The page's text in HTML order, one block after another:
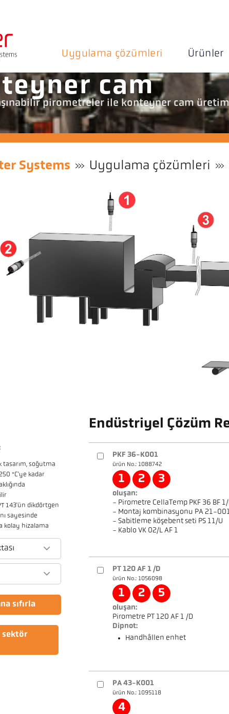
Uygulama çözümleri Ürünler
cam
pirometreler ile konteyner cam
Systems Uygulama çözümleri
Endüstriyel Çözüm
tasarım, soğutma
°C'ye kadar
143'ün dikdörtgen
sayesinde
kolay hizalama
sıfırla
sektör
PKF 36-K001
ürün No.: 1088742
1 2 3
oluşan:
- Pirometre CellaTemp PKF 36 BF
- Montaj kombinasyonu PA 21-
- Sabitleme köşebent seti PS 11/U
- Kablo VK 02/L AF 1
PT 120 AF 1 /D
ürün No.: 1056098
1 2 5
oluşan:
Pirometre PT 120 AF 1 /D
Dipnot:
Handhållen enhet
PA 43-K001
ürün No.: 1095118
4